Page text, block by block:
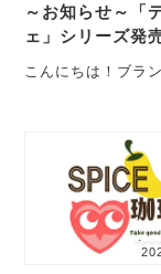
～お知らせ～「
ェ」シリーズ発
こんにちは！ブラ